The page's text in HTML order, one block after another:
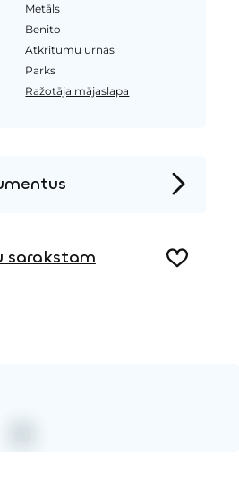
Metāls
Benito
Atkritumu urnas
Parks
Ražotāja mājaslapa
sarakstam